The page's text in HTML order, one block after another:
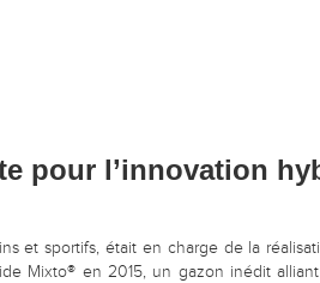
pour l’innovation
et sportifs, était en charge de la
Mixto® en 2015, un gazon inédit